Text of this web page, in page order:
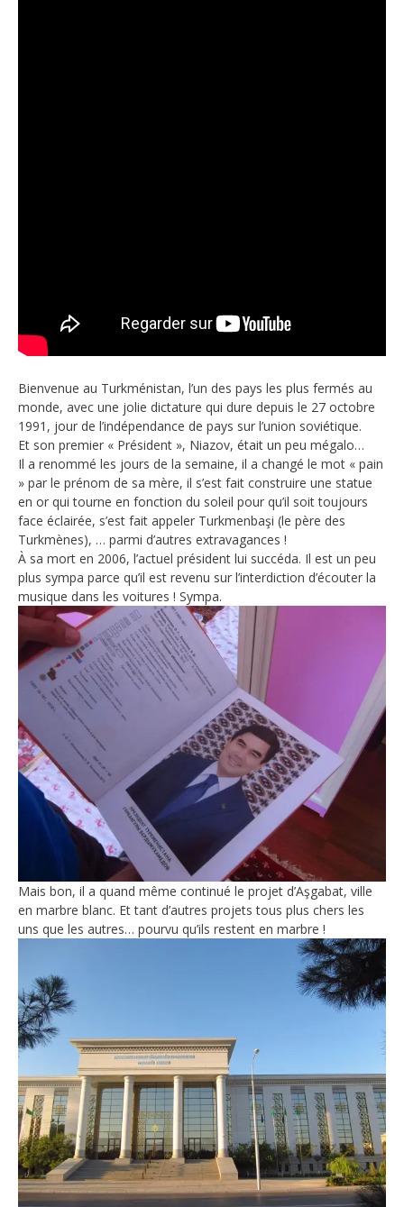
Bienvenue au Turkménistan, l’un des pays les plus fermés au
monde, avec une jolie dictature qui dure depuis le 27 octobre
1991, jour de l’indépendance de pays sur l’union soviétique.
Et son premier « Président », Niazov, était un peu mégalo…
Il a renommé les jours de la semaine, il a changé le mot « pain
» par le prénom de sa mère, il s’est fait construire une statue
en or qui tourne en fonction du soleil pour qu’il soit toujours
face éclairée, s’est fait appeler Turkmenbaşi (le père des
Turkmènes), … parmi d’autres extravagances !
À sa mort en 2006, l’actuel président lui succéda. Il est un peu
plus sympa parce qu’il est revenu sur l’interdiction d’écouter la
musique dans les voitures ! Sympa.
Mais bon, il a quand même continué le projet d’Aşgabat, ville
en marbre blanc. Et tant d’autres projets tous plus chers les
uns que les autres… pourvu qu’ils restent en marbre !